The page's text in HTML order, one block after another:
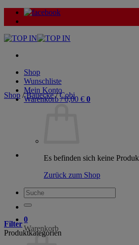
Zum
Inhalt
Shop
Wunschliste
Mein Konto
Warenkorb /0,00 € 0
Es befinden sich keine
Zurück zum Shop
Suche
nach:
0
Warenkorb
Shop / Bauecke / Cobi
Filter
Produktkategorien